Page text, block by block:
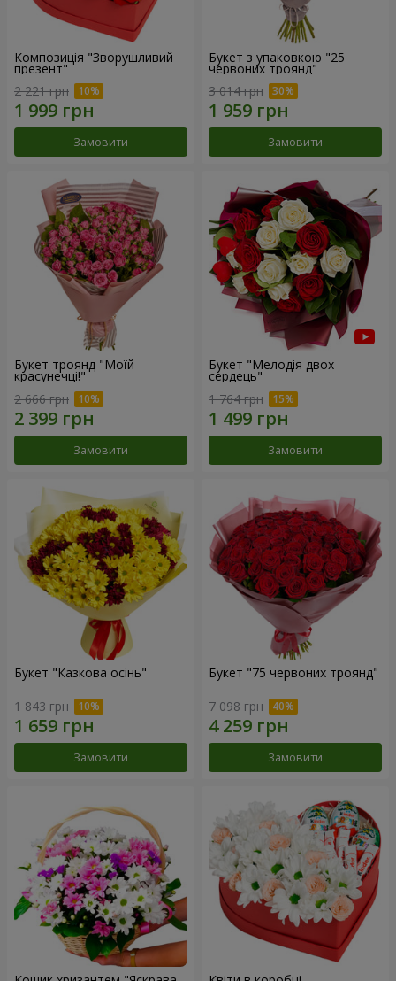
Композиція "Зворушливий
презент"
2 221 грн
Замовити
Букет з упаковкою "25
червоних троянд"
3 014 грн
Замовити
Букет троянд "Моїй
красунечці!"
2 666 грн
Замовити
Букет "Мелодія двох
сердець"
1 764 грн
Замовити
Букет "Казкова осінь"
1 843 грн
Замовити
Букет "75 червоних троянд"
7 098 грн
Замовити